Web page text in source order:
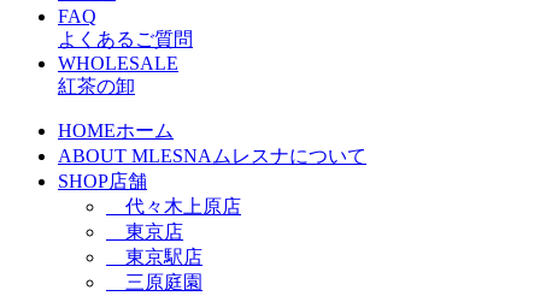
FAQ
よくあるご質問
WHOLESALE
紅茶の卸
HOMEホーム
ABOUT MLESNAムレスナについて
SHOP店舗
代々木上原店
東京店
東京駅店
三原庭園